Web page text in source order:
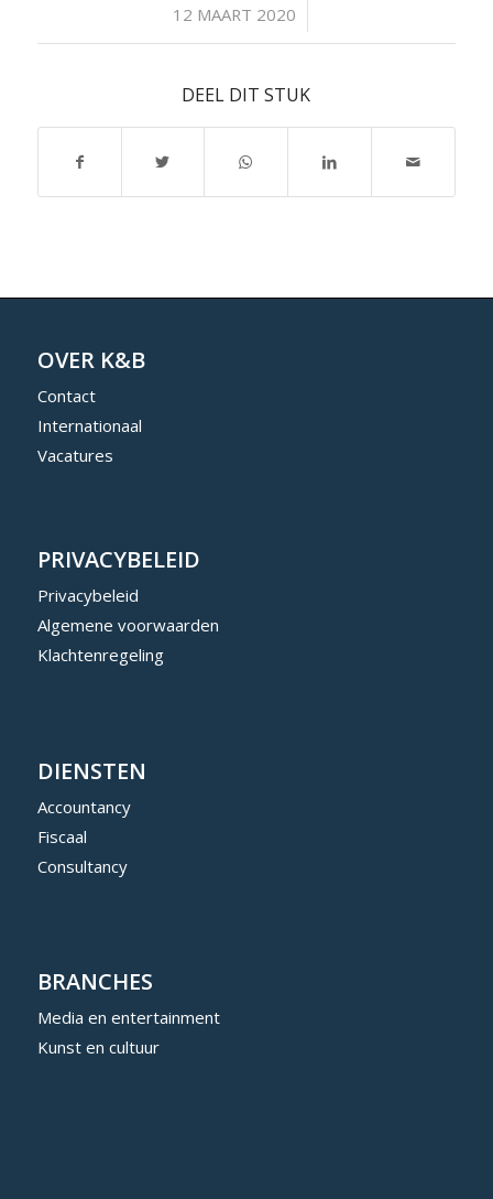
12 MAART 2020
/
DEEL DIT STUK
OVER K&B
Contact
Internationaal
Vacatures
PRIVACYBELEID
Privacybeleid
Algemene voorwaarden
Klachtenregeling
DIENSTEN
Accountancy
Fiscaal
Consultancy
BRANCHES
Media en entertainment
Kunst en cultuur